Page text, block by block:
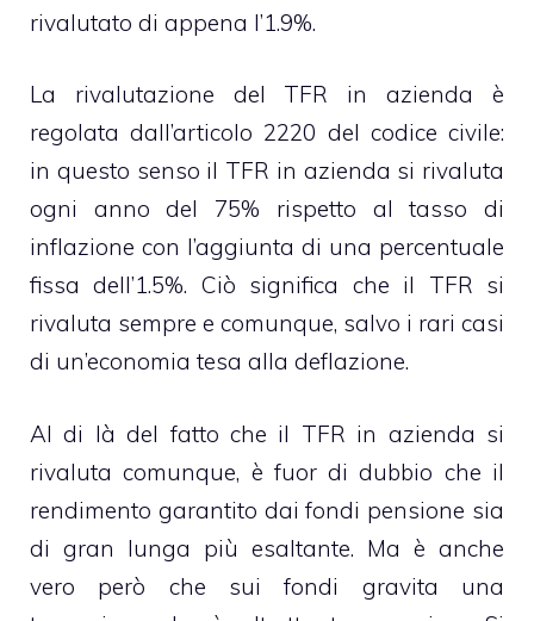
rivalutato di appena l’1.9%.
La rivalutazione del TFR in azienda è
regolata dall’articolo 2220 del codice civile:
in questo senso il TFR in azienda si rivaluta
ogni anno del 75% rispetto al tasso di
inflazione con l’aggiunta di una percentuale
fissa dell’1.5%. Ciò significa che il TFR si
rivaluta sempre e comunque, salvo i rari casi
di un’economia tesa alla deflazione.
Al di là del fatto che il TFR in azienda si
rivaluta comunque, è fuor di dubbio che il
rendimento garantito dai fondi pensione sia
di gran lunga più esaltante. Ma è anche
vero però che sui fondi gravita una